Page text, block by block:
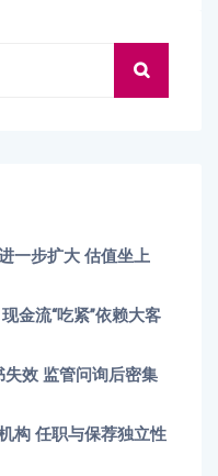
一步扩大 估值坐上
金流“吃紧”依赖大客
效 监管问询后密集
构 任职与保荐独立性